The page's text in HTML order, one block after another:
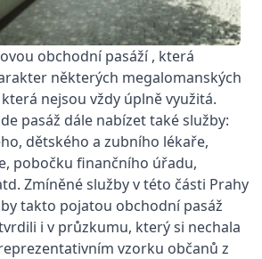
obchodní pasáží , která
některých megalomanských
nejsou vždy úplně využitá.
pasáž dále nabízet také služby:
dětského a zubního lékaře,
pobočku finančního úřadu,
Zmíněné služby v této části Prahy
takto pojatou obchodní pasáž
i v průzkumu, který si nechala
vzorku občanů z